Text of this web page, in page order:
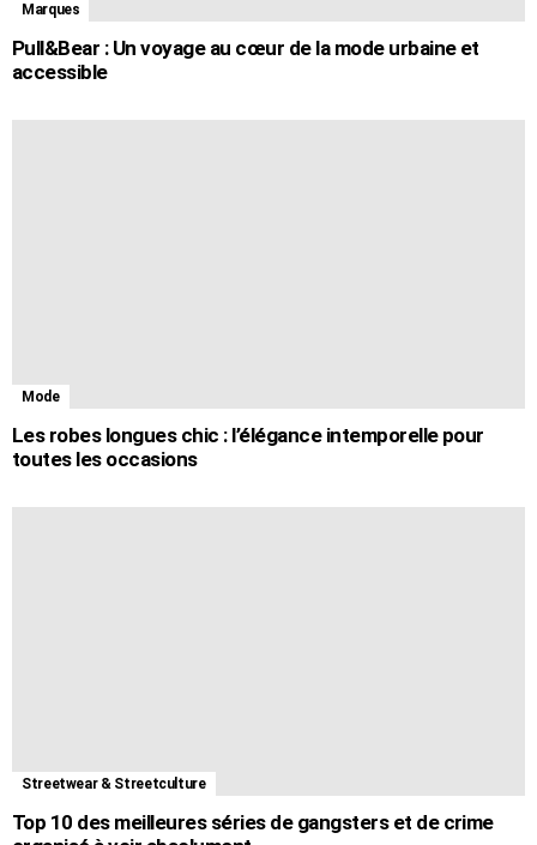
Marques
Pull&Bear : Un voyage au cœur de la mode urbaine et
accessible
Mode
Les robes longues chic : l’élégance intemporelle pour
toutes les occasions
Streetwear & Streetculture
Top 10 des meilleures séries de gangsters et de crime